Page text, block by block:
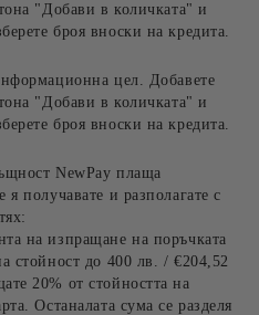
"Добави в количката" и
броя вноски на кредита.
цел. Добавете
"Добави в количката" и
броя вноски на кредита.
NewPay плаща
получавате и разполагате с
на изпращане на поръчката
стойност до 400 лв. / €204,52
20% от стойността на
Останалата сума се разделя